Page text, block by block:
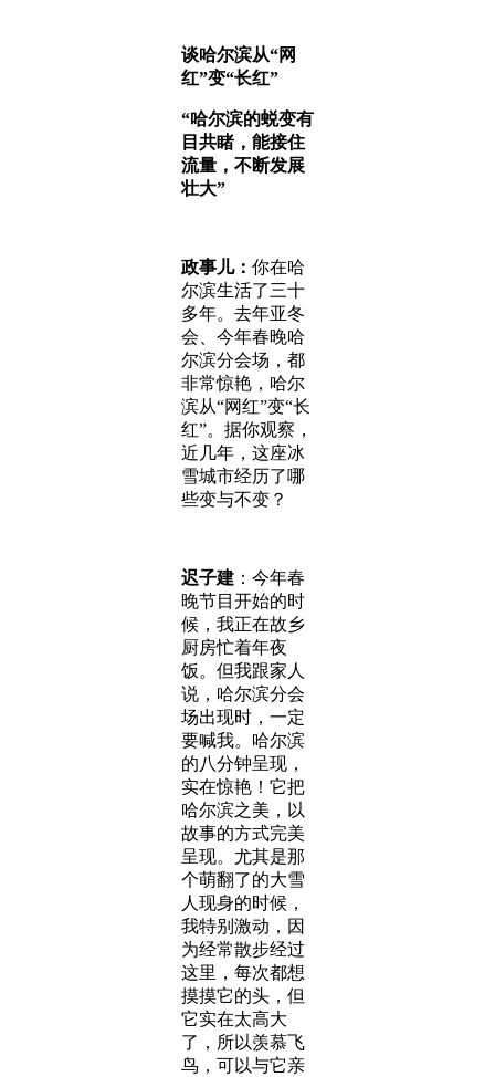
谈哈尔滨从“网
红”变“长红”
“哈尔滨的蜕变有
目共睹，能接住
流量，不断发展
壮大”
政事儿： 你在哈
尔滨生活了三十
多年。去年亚冬
会、今年春晚哈
尔滨分会场，都
非常惊艳，哈尔
滨从“网红”变“长
红”。据你观察，
近几年，这座冰
雪城市经历了哪
些变与不变？
迟子建 ：今年春
晚节目开始的时
候，我正在故乡
厨房忙着年夜
饭。但我跟家人
说，哈尔滨分会
场出现时，一定
要喊我。哈尔滨
的八分钟呈现，
实在惊艳！它把
哈尔滨之美，以
故事的方式完美
呈现。尤其是那
个萌翻了的大雪
人现身的时候，
我特别激动，因
为经常散步经过
这里，每次都想
摸摸它的头，但
它实在太高大
了，所以羡慕飞
鸟，可以与它亲